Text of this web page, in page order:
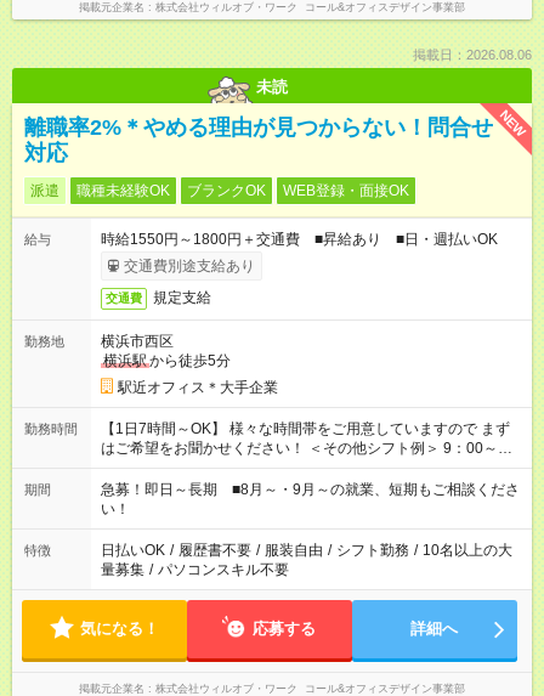
掲載元企業名 株式会社ウィルオブ・ワーク コール&オフィスデザイン事業部
掲載日：2026.08.06
未読
NEW
離職率2%＊やめる理由が見つからない！問合せ
対応
派遣 職種未経験OK ブランクOK WEB登録・面接OK
給与
時給1550円～1800円＋交通費 ■昇給あり ■日・週払いOK
交通費別途支給あり
交通費 規定支給
勤務地
横浜市西区
横浜駅から徒歩5分
駅近オフィス＊大手企業
勤務時間
【1日7時間～OK】 様々な時間帯をご用意していますので まず
はご希望をお聞かせください！ ＜その他シフト例＞ 9：00～
17：00 11：00～20：00 などなど！その他のお時間もOKです！
期間
急募！即日～長期 ■8月～・9月～の就業、短期もご相談くださ
い！
特徴 日払いOK / 履歴書不要 / 服装自由 / シフト勤務 / 10名以上の大
量募集 / パソコンスキル不要
気になる！ 応募する 詳細へ
掲載元企業名 株式会社ウィルオブ・ワーク コール&オフィスデザイン事業部